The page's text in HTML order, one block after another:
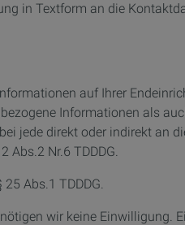
in Textform an die
auf Ihrer
Informationen als
jede direkt oder indirekt
Abs.2 Nr.6 TDDDG.
Abs.1 TDDDG.
wir keine